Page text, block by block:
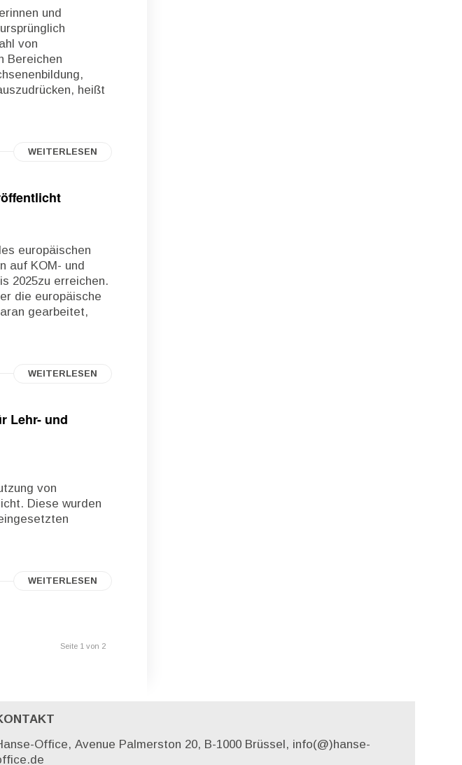
und
von
Bereichen
heißt
WEITERLESEN
europäischen
auf KOM- und
2025zu erreichen.
die europäische
gearbeitet,
WEITERLESEN
Lehr- und
von
Diese wurden
WEITERLESEN
Seite 1 von 2
Office, Avenue Palmerston 20, B-1000 Brüssel, info(@)hanse-